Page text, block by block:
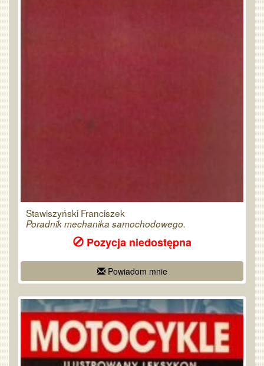
Stawiszyński Franciszek
Poradnik mechanika samochodowego.
Pozycja niedostępna
Powiadom mnie